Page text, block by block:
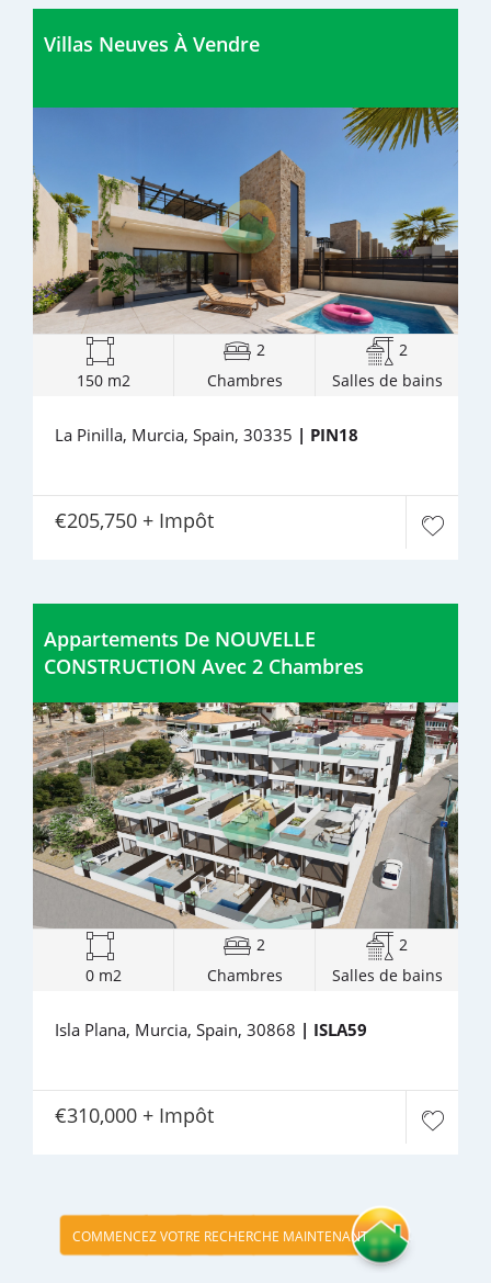
Villas Neuves À Vendre
150 m2
2
Chambres
2
Salles de bains
La Pinilla, Murcia, Spain, 30335 | PIN18
€205,750 + Impôt
Appartements De NOUVELLE
CONSTRUCTION Avec 2 Chambres
0 m2
2
Chambres
2
Salles de bains
Isla Plana, Murcia, Spain, 30868 | ISLA59
€310,000 + Impôt
COMMENCEZ VOTRE RECHERCHE MAINTENANT